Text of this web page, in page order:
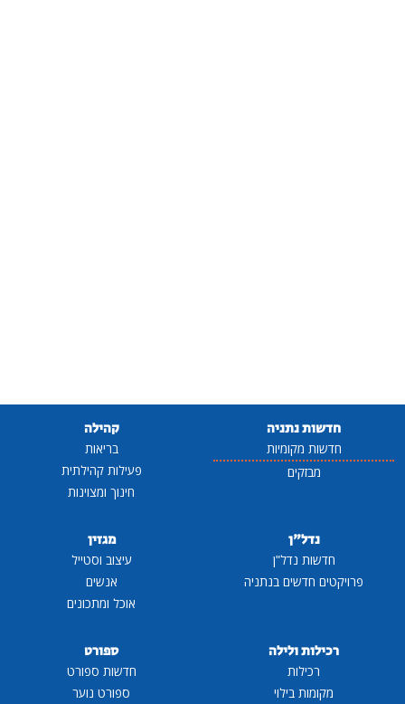
חדשות נתניה
חדשות מקומיות
מבזקים
קהילה
בריאות
פעילות קהילתית
חינוך ומצוינות
נדל"ן
חדשות נדל"ן
פרויקטים חדשים בנתניה
מגזין
עיצוב וסטייל
אנשים
אוכל ומתכונים
רכילות ולילה
רכילות
מקומות בילוי
ספורט
חדשות ספורט
ספורט נוער